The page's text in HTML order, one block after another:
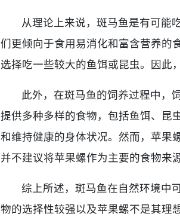
从理论上来说，斑马鱼是有可能
们更倾向于食用易消化和富含营养的
选择吃一些较大的鱼饵或昆虫。因此
此外，在斑马鱼的饲养过程中，
提供多种多样的食物，包括鱼饵、昆
和维持健康的身体状况。然而，苹果
并不建议将苹果螺作为主要的食物来源
综上所述，斑马鱼在自然环境中
物的选择性较强以及苹果螺不是其理